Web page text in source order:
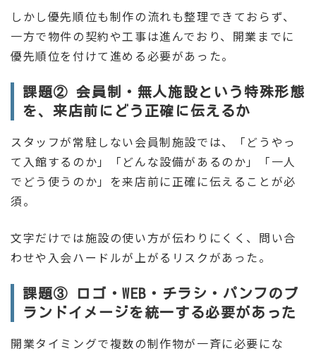
しかし優先順位も制作の流れも整理できておらず、
一方で物件の契約や工事は進んでおり、開業までに
優先順位を付けて進める必要があった。
課題② 会員制・無人施設という特殊形態
を、来店前にどう正確に伝えるか
スタッフが常駐しない会員制施設では、「どうやっ
て入館するのか」「どんな設備があるのか」「一人
でどう使うのか」を来店前に正確に伝えることが必
須。
文字だけでは施設の使い方が伝わりにくく、問い合
わせや入会ハードルが上がるリスクがあった。
課題③ ロゴ・WEB・チラシ・パンフのブ
ランドイメージを統一する必要があった
開業タイミングで複数の制作物が一斉に必要にな